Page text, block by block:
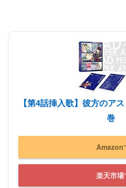
【第4話挿入歌】彼方のア
巻
Amazon
楽天市場